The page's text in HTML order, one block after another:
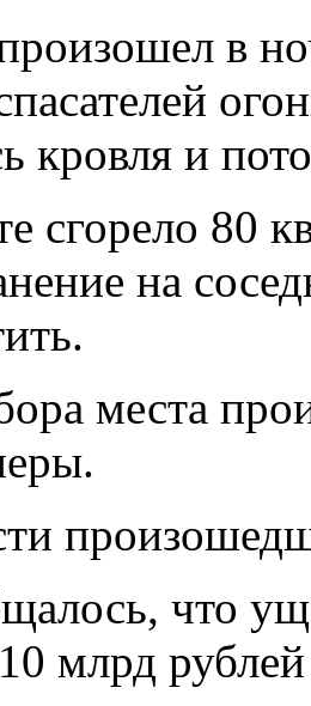
в
кровля и
сгорело 80
на
места
что
млрд